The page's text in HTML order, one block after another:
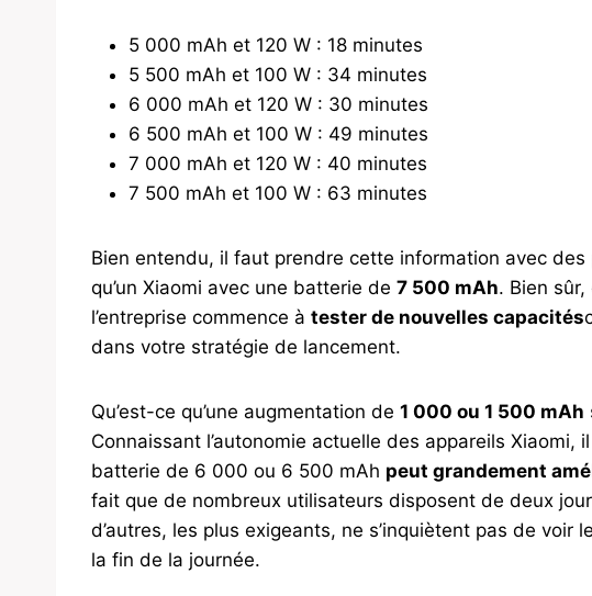
5 000 mAh et 120 W : 18 minutes
5 500 mAh et 100 W : 34 minutes
6 000 mAh et 120 W : 30 minutes
6 500 mAh et 100 W : 49 minutes
7 000 mAh et 120 W : 40 minutes
7 500 mAh et 100 W : 63 minutes
Bien entendu, il faut prendre cette information avec des
qu’un Xiaomi avec une batterie de 7 500 mAh. Bien sûr,
l’entreprise commence à tester de nouvelles capacités
dans votre stratégie de lancement.
Qu’est-ce qu’une augmentation de 1 000 ou 1 500 mAh
Connaissant l’autonomie actuelle des appareils Xiaomi,
batterie de 6 000 ou 6 500 mAh peut grandement
fait que de nombreux utilisateurs disposent de deux
d’autres, les plus exigeants, ne s’inquiètent pas de voir
la fin de la journée.